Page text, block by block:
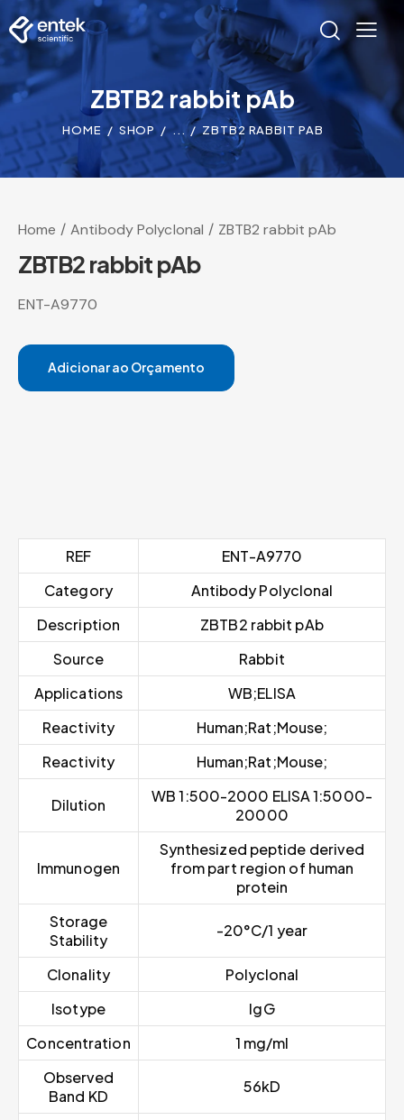
ZBTB2 rabbit pAb
HOME SHOP ... ZBTB2 RABBIT PAB
Home Antibody Polyclonal ZBTB2 rabbit pAb
ZBTB2 rabbit pAb
ENT-A9770
Adicionar ao Orçamento
REF
ENT-A9770
Category
Antibody Polyclonal
Description
ZBTB2 rabbit pAb
Source
Rabbit
Applications
WB;ELISA
Reactivity
Human;Rat;Mouse;
Reactivity
Human;Rat;Mouse;
Dilution
WB 1:500-2000 ELISA 1:5000-
20000
Immunogen
Synthesized peptide derived
from part region of human
protein
Storage
Stability
-20°C/1 year
Clonality
Polyclonal
Isotype
IgG
Concentration
1 mg/ml
Observed
Band KD
56kD